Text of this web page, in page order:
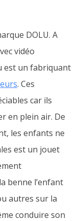
DOLU. A
vidéo
est un fabriquant
. Ces
car ils
en plein air. De
les enfants ne
est un jouet
benne l’enfant
autres sur la
conduire son